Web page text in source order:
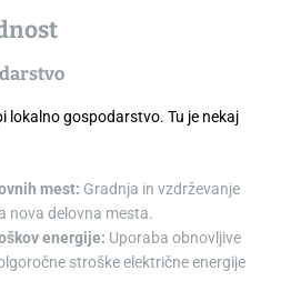
lokalno gospodarstvo. Tu je nekaj
mest: Gradnja in vzdrževanje
nova delovna mesta.
energije: Uporaba obnovljive
stroške električne energije